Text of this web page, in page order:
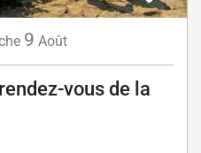
9 Août
vous de la